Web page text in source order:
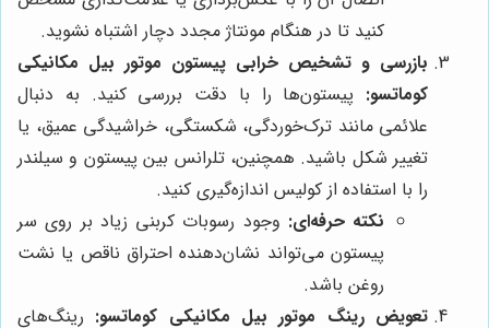
کنید تا در هنگام مونتاژ مجدد دچار اشتباه نشوید.
بازرسی و تشخیص خرابی پیستون موتور بیل مکانیکی
کوماتسو: پیستون‌ها را با دقت بررسی کنید. به دنبال
علائمی مانند ترک‌خوردگی، شکستگی، خراشیدگی عمیق، یا
تغییر شکل باشید. همچنین، تلرانس بین پیستون و سیلندر
را با استفاده از کولیس اندازه‌گیری کنید.
نکته حرفه‌ای: وجود رسوبات کربنی زیاد بر روی سر
پیستون می‌تواند نشان‌دهنده احتراق ناقص یا نشت
روغن باشد.
تعویض رینگ موتور بیل مکانیکی کوماتسو: رینگ‌های